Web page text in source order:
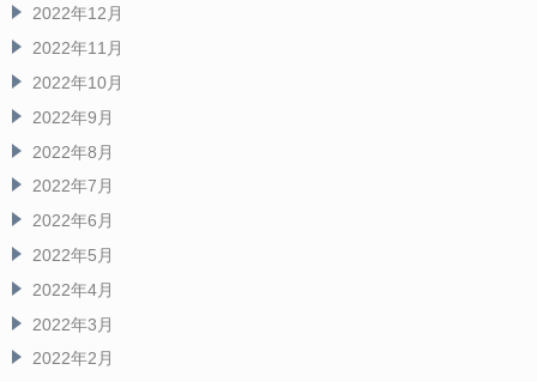
2022年12月
2022年11月
2022年10月
2022年9月
2022年8月
2022年7月
2022年6月
2022年5月
2022年4月
2022年3月
2022年2月